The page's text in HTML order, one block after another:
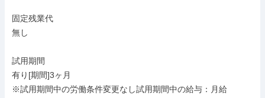
固定残業代
無し
試用期間
有り[期間]3ヶ月
※試用期間中の労働条件変更なし試用期間中の給与：月給